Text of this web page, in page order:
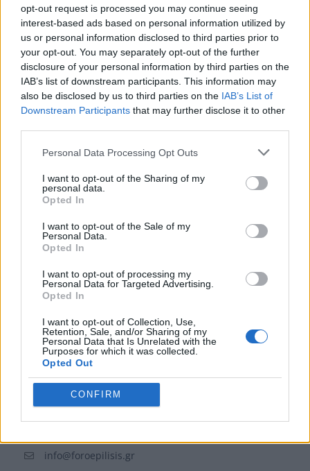
opt-out request is processed you may continue seeing
interest-based ads based on personal information utilized by
us or personal information disclosed to third parties prior to
your opt-out. You may separately opt-out of the further
disclosure of your personal information by third parties on the
IAB’s list of downstream participants. This information may
also be disclosed by us to third parties on the IAB’s List of
Downstream Participants that may further disclose it to other
Personal Data Processing Opt Outs
I want to opt-out of the Sharing of my
personal data.
Opted In
I want to opt-out of the Sale of my
Personal Data.
Opted In
I want to opt-out of processing my
Personal Data for Targeted Advertising.
Opted In
I want to opt-out of Collection, Use,
Retention, Sale, and/or Sharing of my
Personal Data that Is Unrelated with the
Purposes for which it was collected.
Opted Out
CONFIRM
16 Νοεμβρίου, 2016 | Categories:Κοινωνική Πολιτική -
Επιδόματα
Κοινοποίησε την ανάρτηση
ΗΡΑΚΛΕΙΟ
Φοροεπίλυσις - Ηράκλειο
Μενελάου Παρλαμά 23, 1ος Όροφος, Κόμβος
Γιόφυρο (κεντρικός δρόμος), Ηράκλειο Κρήτης, Τ.Κ
71304
info@foroepilisis.gr